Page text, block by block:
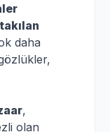
daha
,
olan